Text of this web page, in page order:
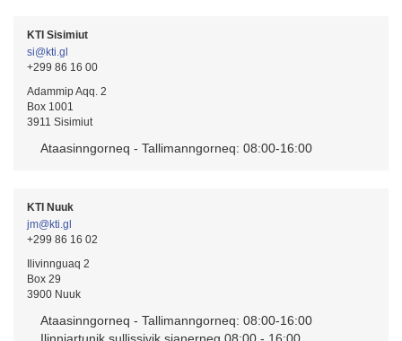
KTI Sisimiut
si@kti.gl
+299 86 16 00
Adammip Aqq. 2
Box 1001
3911 Sisimiut
Ataasinngorneq - Tallimanngorneq: 08:00-16:00
KTI Nuuk
jm@kti.gl
+299 86 16 02
Ilivinnguaq 2
Box 29
3900 Nuuk
Ataasinngorneq - Tallimanngorneq: 08:00-16:00